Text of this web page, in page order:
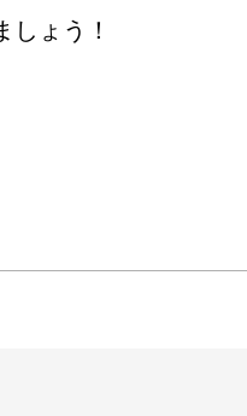
ょう！